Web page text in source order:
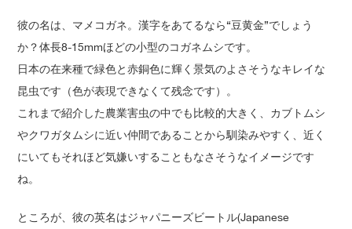
彼の名は、マメコガネ。漢字をあてるなら“豆黄金”でしょう
か？体長8-15mmほどの小型のコガネムシです。
日本の在来種で緑色と赤銅色に輝く景気のよさそうなキレイな
昆虫です（色が表現できなくて残念です）。
これまで紹介した農業害虫の中でも比較的大きく、カブトムシ
やクワガタムシに近い仲間であることから馴染みやすく、近く
にいてもそれほど気嫌いすることもなさそうなイメージです
ね。
ところが、彼の英名はジャパニーズビートル(Japanese